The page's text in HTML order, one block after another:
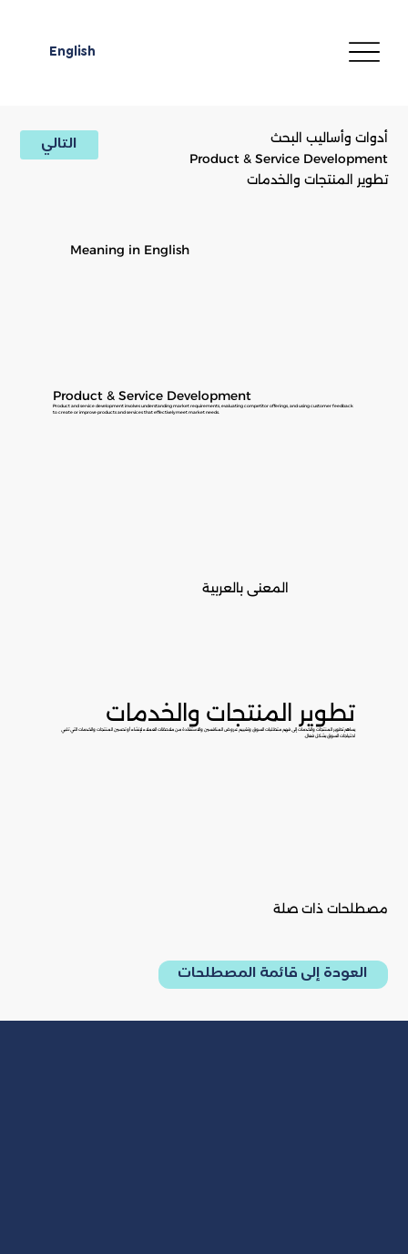
English
التالي
Product & Service Development
تطوير المنتجات والخدمات
أدوات وأساليب البحث
Meaning in English
Product & Service Development
Product and service development involves understanding market requirements, evaluating competitor offerings, and using customer feedback
to create or improve products and services that effectively meet market needs.
المعنى بالعربية
تطوير المنتجات والخدمات
يساهم تطوير المنتجات والخدمات إلى فهم متطلبات السوق وتقييم عروض المنافسين والاستفادة من ملاحظات العملاء لإنشاء أو تحسين المنتجات والخدمات التي تلبي
احتياجات السوق بشكل فعال.
مصطلحات ذات صلة
العودة إلى قائمة المصطلحات